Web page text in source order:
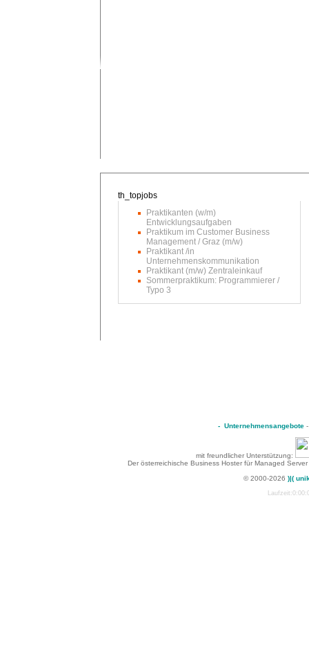
Praktikanten (w/m)
Entwicklungsaufgaben
Praktikum im Customer Business
Management / Graz (m/w)
Praktikant /in
Unternehmenskommunikation
Praktikant (m/w) Zentraleinkauf
Sommerpraktikum: Programmierer /
Typo 3
- Unternehmensangebote
mit freundlicher Unterstützung:
Der österreichische Business Hoster für Managed
© 2000-2026 )|(